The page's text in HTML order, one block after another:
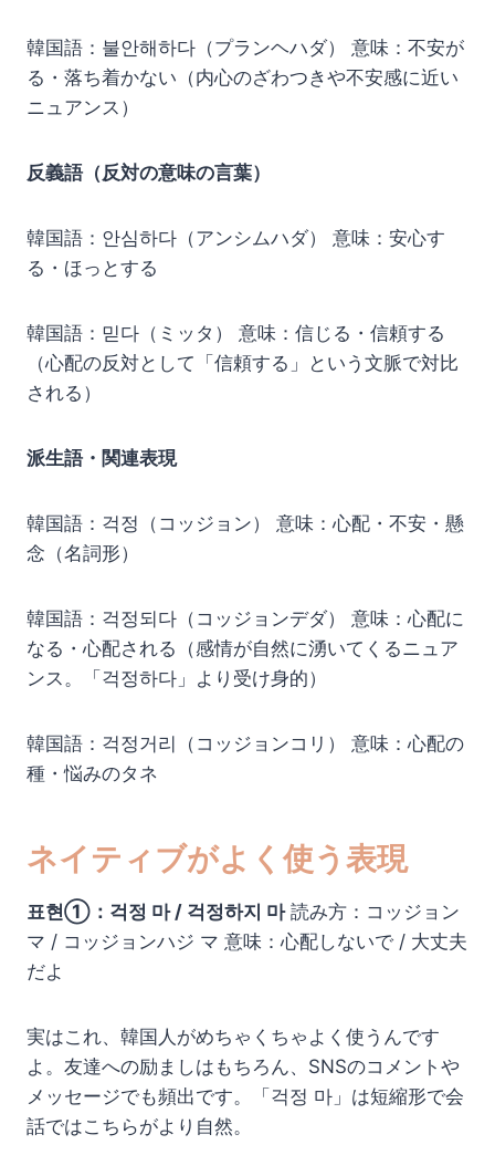
韓国語：불안해하다（プランヘハダ） 意味：不安が
る・落ち着かない（内心のざわつきや不安感に近い
ニュアンス）
反義語（反対の意味の言葉）
韓国語：안심하다（アンシムハダ） 意味：安心す
る・ほっとする
韓国語：믿다（ミッタ） 意味：信じる・信頼する
（心配の反対として「信頼する」という文脈で対比
される）
派生語・関連表現
韓国語：걱정（コッジョン） 意味：心配・不安・懸
念（名詞形）
韓国語：걱정되다（コッジョンデダ） 意味：心配に
なる・心配される（感情が自然に湧いてくるニュア
ンス。「걱정하다」より受け身的）
韓国語：걱정거리（コッジョンコリ） 意味：心配の
種・悩みのタネ
ネイティブがよく使う表現
표현①：걱정 마 / 걱정하지 마読み方：コッジョン
マ / コッジョンハジ マ 意味：心配しないで / 大丈夫
だよ
実はこれ、韓国人がめちゃくちゃよく使うんです
よ。友達への励ましはもちろん、SNSのコメントや
メッセージでも頻出です。「걱정 마」は短縮形で会
話ではこちらがより自然。